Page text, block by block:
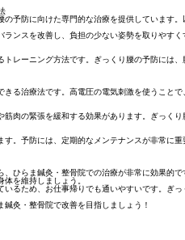
予防に向けた専門的な治療を提供しています
ンスを改善し、負担の少ない姿勢を取りやす
レーニング方法です。ぎっくり腰の予防には
る治療法です。高電圧の電気刺激を使うこと
肉の緊張を緩和する効果があります。ぎっく
。予防には、定期的なメンテナンスが非常
ひらま鍼灸・整骨院での治療が非常に効果的
を維持しましょう。
るため、お仕事帰りでも通いやすいです。ぎ
灸・整骨院で改善を目指しましょう！